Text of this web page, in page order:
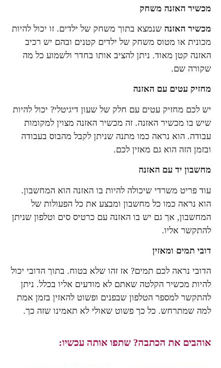
מכשיר האזנה משחק
מכשיר האזנה שנמצא בתוך משחק של ילדים. זו יכול להיות
מכונית או מטוס משחק של ילדים קטנים ובהם יש רכיב
האזנה קטן מאוד. ניתן להציב אותו בחדר ולשמוע כל מה
שקורה שם.
מחזיק עטים עם האזנה
יש לכם מחזיק עטים עם חלק של שעון דיגיטלי? יכול להיות
שיש בו מכשיר האזנה. זה מכשיר האזנה מצוין למקומות
עבודה. הוא נראה כמו מתנה שניתן לקבל מהבוס בעבודה
ובזמן הזה הוא גם מאזין לכם.
מחשבון יד עם האזנה
עוד פריט משרדי שיכולה להיות בו האזנה הוא המחשבון.
הוא נראה כמו כל מחשבון ומבצע את כל הפעולות של
המחשבון, אך גם יש בו האזנה עם כרטיס סים וטלפון שניתן
להתקשר אליו.
דובי תמים ומאזין
הדובי נראה לכם תמים? אז זהו שלא בטוח. בתוך הדובי יכול
להיות מכשיר הקלטה שאתם לא מודעים אליו בכלל. ניתן
להתקשר למספר הטלפון שבפנים ופשוט להאזין בזמן אמת
למה שמתרחש. כל כך פשוט שאולי לא תאמינו שזה כך.
אוהבים את הכתבה? שתפו אותה עכשיו: